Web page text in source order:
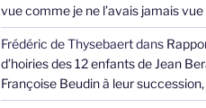
vue comme je ne l’avais jamais vue
Frédéric de Thysebaertdans
d’hoiries des 12 enfants de Jean
Françoise Beudin à leur